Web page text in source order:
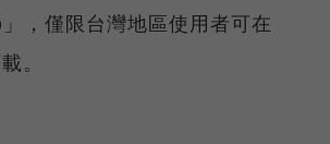
，僅限台灣地區使用者可在
。